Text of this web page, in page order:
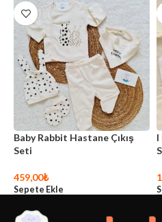
Baby Rabbit Hastane Çıkış
Seti
459,00₺
Sepete Ekle
I